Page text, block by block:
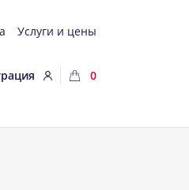
Услуги и цены
0